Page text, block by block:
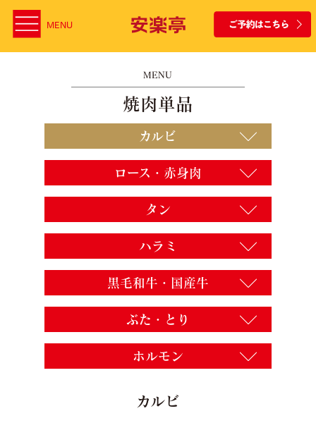
MENU
MENU
焼肉単品
カルビ
ロース・赤身肉
タン
ハラミ
黒毛和牛・国産牛
ぶた・とり
ホルモン
カルビ